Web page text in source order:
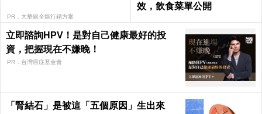
PR．大華銀全能行銷方案
效，飲食菜單公開
立即諮詢HPV！是對自己健康最好的投
資，把握現在不嫌晚！
PR．台灣癌症基金會
「腎結石」是被這「五個原因」生出來